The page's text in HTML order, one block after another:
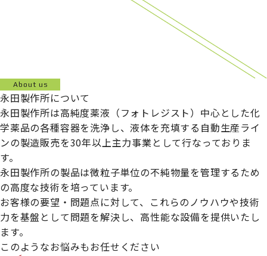
About us
永田製作所について
永田製作所は高純度薬液（フォトレジスト）中心とした化
学薬品の各種容器を洗浄し、液体を充填する自動生産ライ
ンの製造販売を30年以上主力事業として行なっておりま
す。
永田製作所の製品は微粒子単位の不純物量を管理するため
の高度な技術を培っています。
お客様の要望・問題点に対して、これらのノウハウや技術
力を基盤として問題を解決し、高性能な設備を提供いたし
ます。
このようなお悩みもお任せください